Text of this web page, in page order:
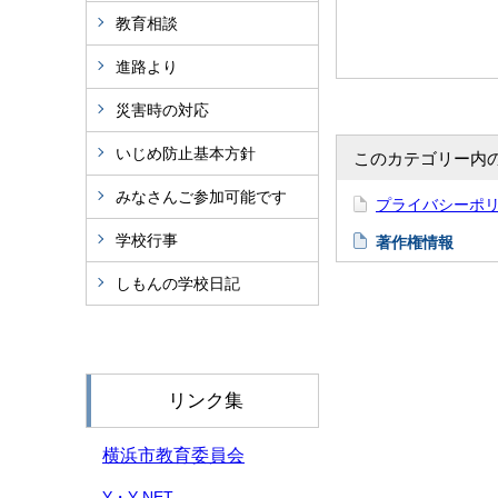
教育相談
進路より
災害時の対応
いじめ防止基本方針
みなさんご参加可能です
学校行事
しもんの学校日記
リンク集
横浜市教育委員会
このカテゴリー内
プライバシーポ
著作権情報